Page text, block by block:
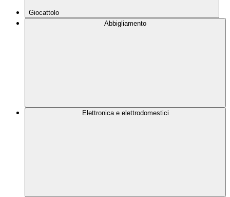
Giocattolo
Abbigliamento
Elettronica e elettrodomestici